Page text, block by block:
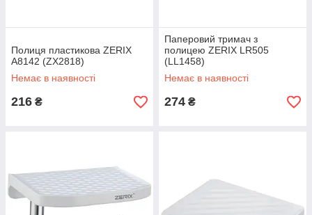
Полиця пластикова ZERIX
A8142 (ZX2818)
Немає в наявності
216 ₴
Паперовий тримач з
полицею ZERIX LR505
(LL1458)
Немає в наявності
274 ₴